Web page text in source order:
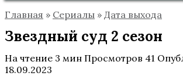
Главная » Сериалы » Дата выхода
Звездный суд 2 сезон
На чтение 3 мин Просмотров 41
18.09.2023